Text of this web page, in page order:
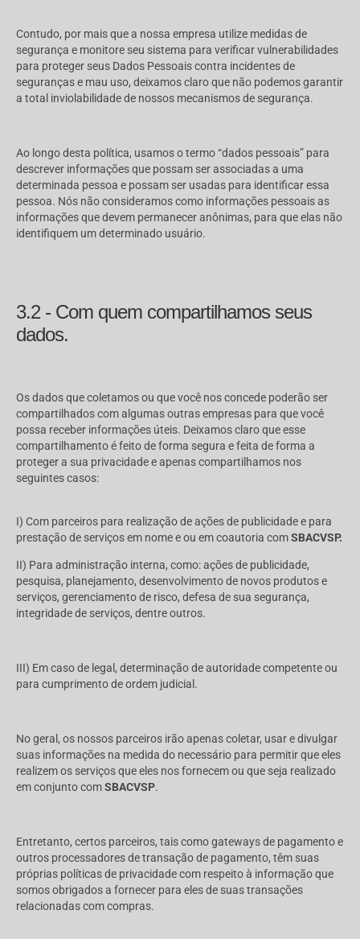
Contudo, por mais que a nossa empresa utilize medidas de
segurança e monitore seu sistema para verificar vulnerabilidades
para proteger seus Dados Pessoais contra incidentes de
seguranças e mau uso, deixamos claro que não podemos garantir
a total inviolabilidade de nossos mecanismos de segurança.
Ao longo desta política, usamos o termo “dados pessoais” para
descrever informações que possam ser associadas a uma
determinada pessoa e possam ser usadas para identificar essa
pessoa. Nós não consideramos como informações pessoais as
informações que devem permanecer anônimas, para que elas não
identifiquem um determinado usuário.
3.2 - Com quem compartilhamos seus
dados.
Os dados que coletamos ou que você nos concede poderão ser
compartilhados com algumas outras empresas para que você
possa receber informações úteis. Deixamos claro que esse
compartilhamento é feito de forma segura e feita de forma a
proteger a sua privacidade e apenas compartilhamos nos
seguintes casos:
I) Com parceiros para realização de ações de publicidade e para
prestação de serviços em nome e ou em coautoria comSBACVSP.
II) Para administração interna, como: ações de publicidade,
pesquisa, planejamento, desenvolvimento de novos produtos e
serviços, gerenciamento de risco, defesa de sua segurança,
integridade de serviços, dentre outros.
III) Em caso de legal, determinação de autoridade competente ou
para cumprimento de ordem judicial.
No geral, os nossos parceiros irão apenas coletar, usar e divulgar
suas informações na medida do necessário para permitir que eles
realizem os serviços que eles nos fornecem ou que seja realizado
em conjunto comSBACVSP.
Entretanto, certos parceiros, tais como gateways de pagamento e
outros processadores de transação de pagamento, têm suas
próprias políticas de privacidade com respeito à informação que
somos obrigados a fornecer para eles de suas transações
relacionadas com compras.